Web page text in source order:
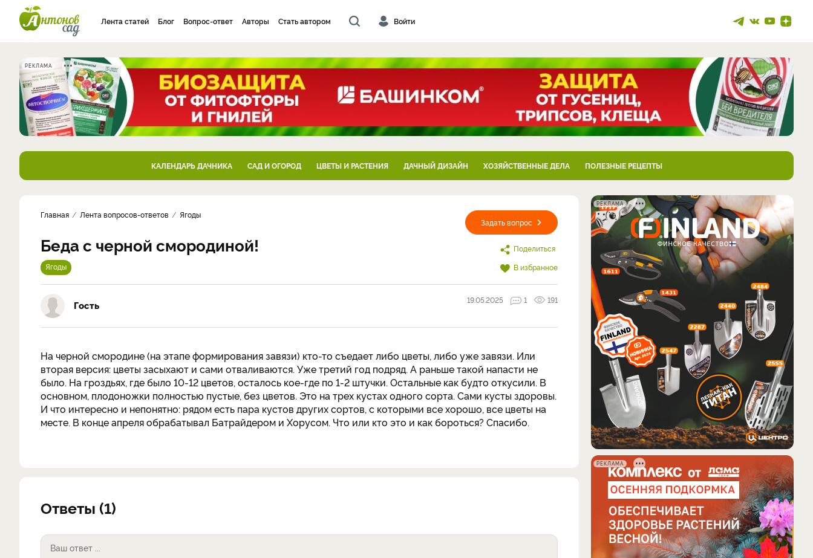
Лента статей Блог Вопрос-ответ Авторы Стать автором Войти
РЕКЛАМА
КАЛЕНДАРЬ ДАЧНИКА САД И ОГОРОД ЦВЕТЫ И РАСТЕНИЯ ДАЧНЫЙ ДИЗАЙН ХОЗЯЙСТВЕННЫЕ ДЕЛА ПОЛЕЗНЫЕ РЕЦЕПТЫ
Задать вопрос
Поделиться
В избранное
Главная Лента вопросов-ответов Ягоды
Беда с черной смородиной!
Ягоды
Гость 19.05.2025 1 191
На черной смородине (на этапе формирования завязи) кто-то съедает либо цветы, либо уже завязи. Или
вторая версия: цветы засыхают и сами отваливаются. Уже третий год подряд. А раньше такой напасти не
было. На гроздьях, где было 10-12 цветов, осталось кое-где по 1-2 штучки. Остальные как будто откусили. В
основном, плодоножки полностью пустые, без цветов. Это на трех кустах одного сорта. Сами кусты здоровы.
И что интересно и непонятно: рядом есть пара кустов других сортов, с которыми все хорошо, все цветы на
месте. В конце апреля обрабатывал Батрайдером и Хорусом. Что или кто это и как бороться? Спасибо.
Ответы (1)
РЕКЛАМА
РЕКЛАМА